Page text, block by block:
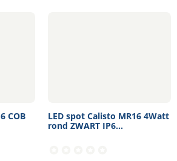
COB
LED spot Calisto MR16 4Watt
rond ZWART IP6...